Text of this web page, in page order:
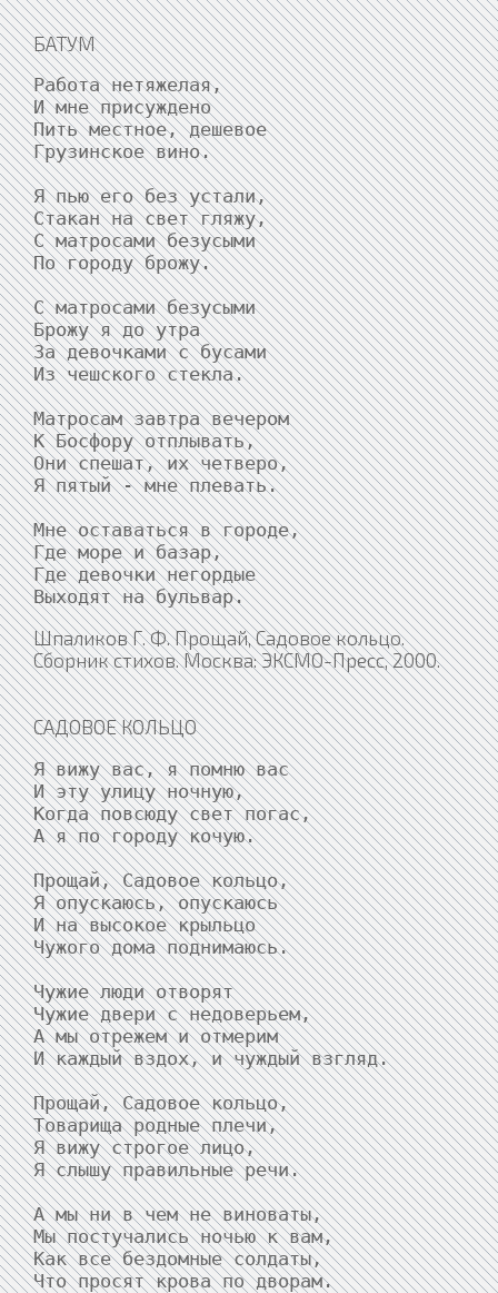
БАТУМ
Работа нетяжелая,
И мне присуждено
Пить местное, дешевое
Грузинское вино.
Я пью его без устали,
Стакан на свет гляжу,
С матросами безусыми
По городу брожу.
С матросами безусыми
Брожу я до утра
За девочками с бусами
Из чешского стекла.
Матросам завтра вечером
К Босфору отплывать,
Они спешат, их четверо,
Я пятый - мне плевать.
Мне оставаться в городе,
Где море и базар,
Где девочки негордые
Выходят на бульвар.
Шпаликов Г. Ф. Прощай, Садовое кольцо.
Сборник стихов. Москва: ЭКСМО-Пресс, 2000.
САДОВОЕ КОЛЬЦО
Я вижу вас, я помню вас
И эту улицу ночную,
Когда повсюду свет погас,
А я по городу кочую.
Прощай, Садовое кольцо,
Я опускаюсь, опускаюсь
И на высокое крыльцо
Чужого дома поднимаюсь.
Чужие люди отворят
Чужие двери с недоверьем,
А мы отрежем и отмерим
И каждый вздох, и чуждый взгляд.
Прощай, Садовое кольцо,
Товарища родные плечи,
Я вижу строгое лицо,
Я слышу правильные речи.
А мы ни в чем не виноваты,
Мы постучались ночью к вам,
Как все бездомные солдаты,
Что просят крова по дворам.